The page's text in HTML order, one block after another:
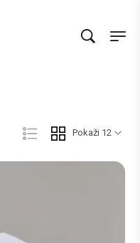
Pokaži 12